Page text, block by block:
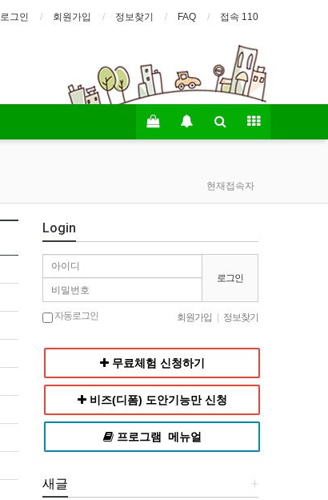
로그인 회원가입 정보찾기 FAQ 접속 110
현재접속자
Login
로그인
자동로그인 회원가입 정보찾기
무료체험 신청하기
비즈(디폼) 도안기능만 신청
프로그램 메뉴얼
+
새글